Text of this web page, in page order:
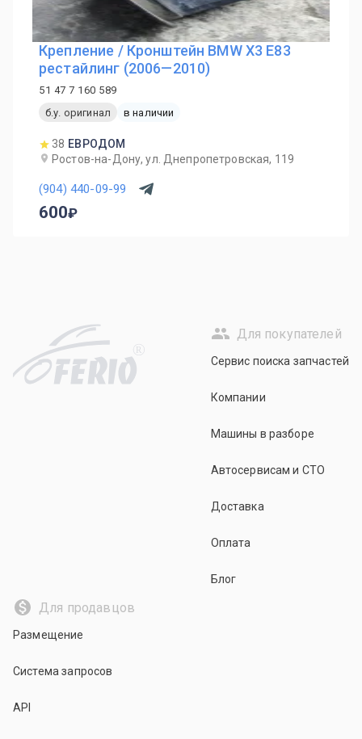
Крепление / Кронштейн BMW X3 E83
рестайлинг (2006—2010)
51 47 7 160 589
б.у. оригинал
в наличии
38 ЕВРОДОМ
Ростов-на-Дону, ул. Днепропетровская, 119
(904) 440-09-99
600
R
Для покупателей
Сервис поиска запчастей
Компании
Машины в разборе
Автосервисам и СТО
Доставка
Оплата
Блог
Для продавцов
Размещение
Система запросов
API